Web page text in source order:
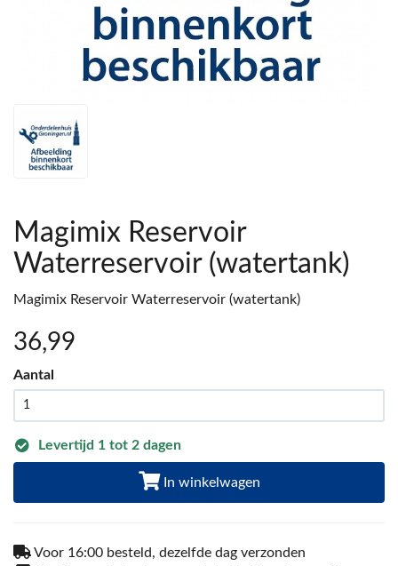
Magimix Reservoir
Waterreservoir (watertank)
Magimix Reservoir Waterreservoir (watertank)
36,99
Aantal
Levertijd 1 tot 2 dagen
In winkelwagen
Voor 16:00 besteld, dezelfde dag verzonden